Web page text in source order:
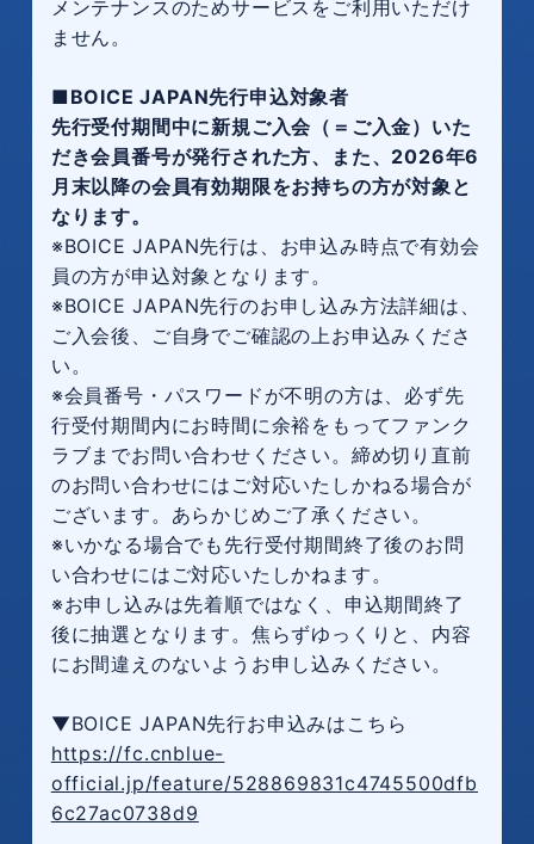
メンテナンスのためサービスをご利用いただけ
ません。
■BOICE JAPAN先行申込対象者
先行受付期間中に新規ご入会（＝ご入金）いた
だき会員番号が発行された方、また、2026年6
月末以降の会員有効期限をお持ちの方が対象と
なります。
※BOICE JAPAN先行は、お申込み時点で有効会
員の方が申込対象となります。
※BOICE JAPAN先行のお申し込み方法詳細は、
ご入会後、ご自身でご確認の上お申込みくださ
い。
※会員番号・パスワードが不明の方は、必ず先
行受付期間内にお時間に余裕をもってファンク
ラブまでお問い合わせください。締め切り直前
のお問い合わせにはご対応いたしかねる場合が
ございます。あらかじめご了承ください。
※いかなる場合でも先行受付期間終了後のお問
い合わせにはご対応いたしかねます。
※お申し込みは先着順ではなく、申込期間終了
後に抽選となります。焦らずゆっくりと、内容
にお間違えのないようお申し込みください。
▼BOICE JAPAN先行お申込みはこちら
https://fc.cnblue-
official.jp/feature/528869831c4745500dfb
6c27ac0738d9